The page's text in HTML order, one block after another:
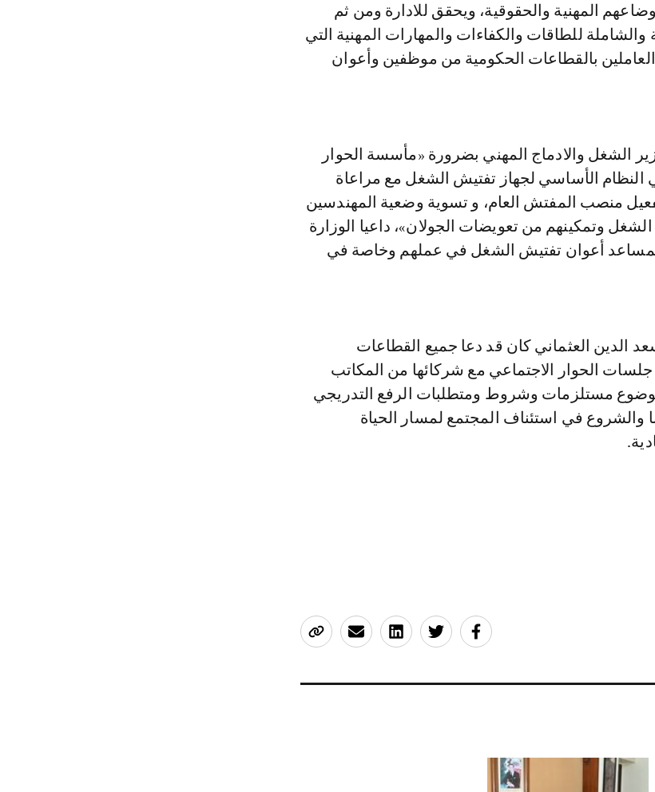
المهنية والحقوقية، ويحقق للادارة ومن ثم
والشاملة للطاقات والكفاءات والمهارات المهنية التي
بالقطاعات الحكومية من موظفين وأعوان
الشغل والادماج المهني بضرورة «مأسسة الحوار
النظام الأساسي لجهاز تفتيش الشغل مع مراعاة
منصب المفتش العام، و تسوية وضعية المهندسين
الشغل وتمكينهم من تعويضات الجولان»، داعيا الوزارة
لمساعد أعوان تفتيش الشغل في عملهم وخاصة في
الدين العثماني كان قد دعا جميع القطاعات
الحوار الاجتماعي مع شركائها من المكاتب
موضوع مستلزمات وشروط ومتطلبات الرفع التدريجي
والشروع في استئناف المجتمع لمسار الحياة